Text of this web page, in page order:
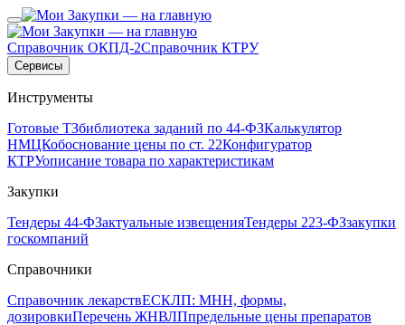
Справочник ОКПД-2Справочник КТРУ
Сервисы
Инструменты
Готовые ТЗбиблиотека заданий по 44-ФЗКалькулятор
НМЦКобоснование цены по ст. 22Конфигуратор
КТРУописание товара по характеристикам
Закупки
Тендеры 44-ФЗактуальные извещенияТендеры 223-ФЗзакупки
госкомпаний
Справочники
Справочник лекарствЕСКЛП: МНН, формы,
дозировкиПеречень ЖНВЛПпредельные цены препаратов